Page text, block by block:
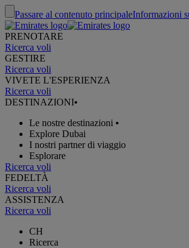
Passare al contenuto principaleInformazioni
PRENOTARE
Ricerca voli
GESTIRE
Ricerca voli
VIVETE L'ESPERIENZA
Ricerca voli
DESTINAZIONI•
Le nostre destinazioni •
Explore Dubai
I nostri partner di viaggio
Esplorare
Ricerca voli
FEDELTÀ
Ricerca voli
ASSISTENZA
Ricerca voli
CH
Ricerca